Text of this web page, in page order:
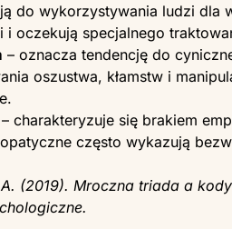
do wykorzystywania ludzi dla
i oczekują specjalnego
– oznacza tendencję do
oszustwa, kłamstw i
– charakteryzuje się brakiem
często wykazują
(2019). Mroczna triada a